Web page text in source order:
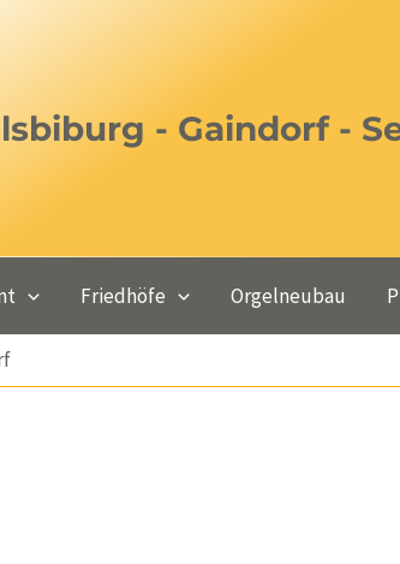
- Gaindorf -
Friedhöfe Orgelneubau